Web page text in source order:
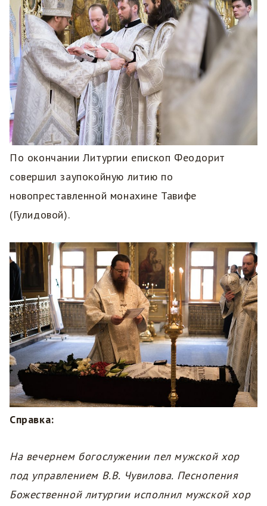
По окончании Литургии епископ Феодорит
совершил заупокойную литию по
новопреставленной монахине Тавифе
(Гулидовой).
Справка:
На вечернем богослужении пел мужской хор
под управлением В.В. Чувилова. Песнопения
Божественной литургии исполнил мужской хор